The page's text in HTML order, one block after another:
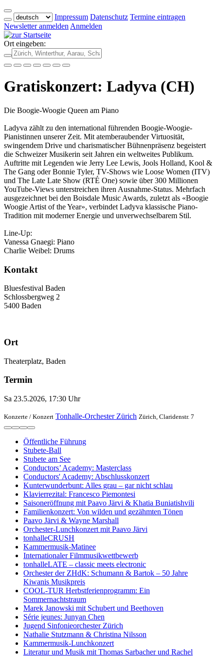
Impressum Datenschutz Termine eintragen
Newsletter anmelden Anmelden
Ort eingeben:
Gratiskonzert: Ladyva (CH)
Die Boogie-Woogie Queen am Piano
Ladyva zählt zu den international führenden Boogie-Woogie-
Pianistinnen unserer Zeit. Mit atemberaubender Virtuosität,
swingendem Drive und charismatischer Bühnenpräsenz begeistert
die Schweizer Musikerin seit Jahren ein weltweites Publikum.
Auftritte mit Legenden wie Jerry Lee Lewis, Jools Holland, Kool &
The Gang oder Bonnie Tyler, TV-Shows wie Loose Women (ITV)
und The Late Late Show (RTÉ One) sowie über 300 Millionen
YouTube-Views unterstreichen ihren Ausnahme-Status. Mehrfach
ausgezeichnet bei den Boisdale Music Awards, zuletzt als «Boogie
Woogie Artist of the Year», verbindet Ladyva klassische Piano-
Tradition mit moderner Energie und unverwechselbarem Stil.
Line-Up:
Vanessa Gnaegi: Piano
Charlie Weibel: Drums
Kontakt
Bluesfestival Baden
Schlossbergweg 2
5400 Baden
Ort
Theaterplatz, Baden
Termin
Sa 23.5.2026, 17:30 Uhr
Konzerte / Konzert Tonhalle-Orchester Zürich Zürich, Claridenstr. 7
Öffentliche Führung
Stubete-Ball
Stubete am See
Conductors’ Academy: Masterclass
Conductors' Academy: Abschlusskonzert
Kunterwunderbunt: Alles grau – gar nicht schlau
Klavierrezital: Francesco Piemontesi
Saisoneröffnung mit Paavo Järvi & Khatia Buniatishvili
Familienkonzert: Von wilden und gezähmten Tönen
Paavo Järvi & Wayne Marshall
Orchester-Lunchkonzert mit Paavo Järvi
tonhalleCRUSH
Kammermusik-Matinee
Internationaler Filmmusikwettbewerb
tonhalleLATE – classic meets electronic
Orchester der ZHdK: Schumann & Bartok – 50 Jahre
Kiwanis Musikpreis
COOL-TUR Herbstferienprogramm: Ein
Sommernachtstraum
Marek Janowski mit Schubert und Beethoven
Série jeunes: Junyan Chen
Jugend Sinfonieorchester Zürich
Nathalie Stutzmann & Christina Nilsson
Kammermusik-Lunchkonzert
Literatur und Musik mit Thomas Sarbacher und Rachel